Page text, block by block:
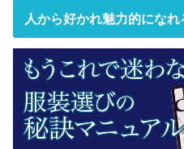
人から好かれ魅力的にな